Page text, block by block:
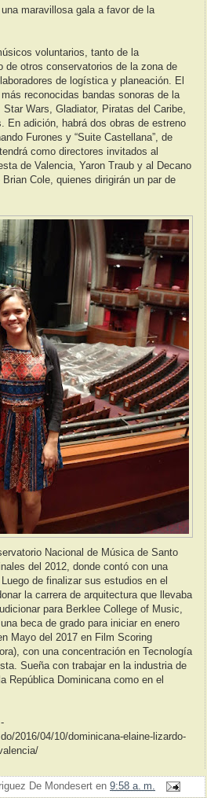
maravillosa gala a favor de la
voluntarios, tanto de la
de otros conservatorios de la zona de
de logística y planeación. El
reconocidas bandas sonoras de la
Wars, Gladiator, Piratas del Caribe,
En adición, habrá dos obras de estreno
Furones y “Suite Castellana”, de
como directores invitados al
de Valencia, Yaron Traub y al Decano
Cole, quienes dirigirán un par de
Nacional de Música de Santo
del 2012, donde contó con una
de finalizar sus estudios en el
la carrera de arquitectura que llevaba
para Berklee College of Music,
beca de grado para iniciar en enero
Mayo del 2017 en Film Scoring
con una concentración en Tecnología
Sueña con trabajar en la industria de
República Dominicana como en el
2016/04/10/dominicana-elaine-lizardo-
De Mondesert en 9:58 a. m.